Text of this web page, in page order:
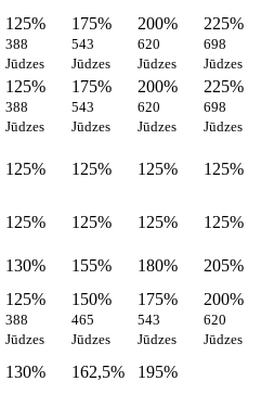
125%
388
Jūdzes
175%
543
Jūdzes
200%
620
Jūdzes
225%
698
Jūdzes
125%
388
Jūdzes
175%
543
Jūdzes
200%
620
Jūdzes
225%
698
Jūdzes
125% 125% 125% 125%
125% 125% 125%
125%
130% 155% 180% 205%
125%
388
Jūdzes
150%
465
Jūdzes
175%
543
Jūdzes
200%
620
Jūdzes
130% 162,5%
195%